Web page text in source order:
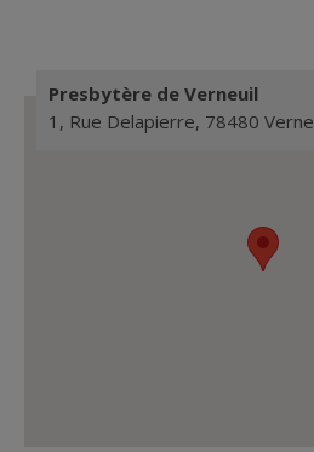
Presbytère de Verneuil
1, Rue Delapierre, 78480